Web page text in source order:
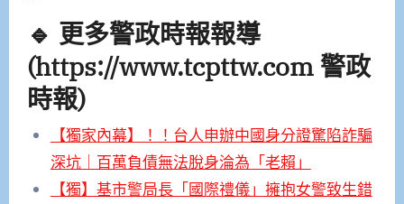
🔹 更多警政時報報導
(https://www.tcpttw.com 警政
時報)
【獨家內幕】！！台人申辦中國身分證驚陷詐騙
深坑｜百萬負債無法脫身淪為「老賴」
【獨】基市警局長「國際禮儀」擁抱女警致生錯